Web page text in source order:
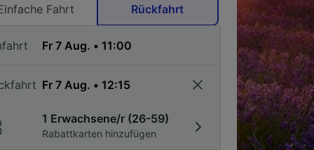
Fahrt
Rückfahrt
1 Erwachsene/r (26-59)
Rabattkarten hinzufügen